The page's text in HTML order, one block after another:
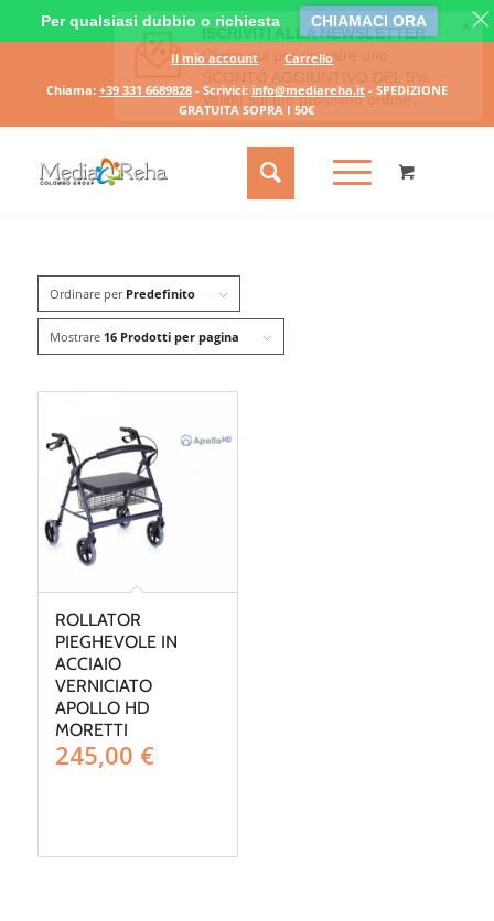
Il mio account
Carrello
Chiama: +39 331 6689828- Scrivici: info@mediareha.it- SPEDIZIONE
GRATUITA SOPRA I 50€
Ordinare per Predefinito
Mostrare 16 Prodotti per pagina
ROLLATOR
PIEGHEVOLE IN
ACCIAIO
VERNICIATO
APOLLO HD
MORETTI
245,00 €
Per qualsiasi dubbio o richiesta CHIAMACI ORA